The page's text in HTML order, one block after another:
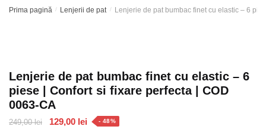
Prima pagină / Lenjerii de pat / Lenjerie de pat bumbac finet cu elastic – 6
Lenjerie de pat bumbac finet cu elastic – 6
piese | Confort si fixare perfecta | COD
0063-CA
249,00lei
Prețul
129,00 lei Prețul
- 48%